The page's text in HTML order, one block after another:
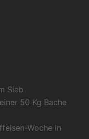
Sieb
50 Kg Bache
Woche in